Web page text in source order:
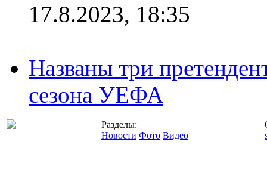
17.8.2023, 18:35
Названы три
сезона УЕФА
Разделы:
Новости Фото Видео